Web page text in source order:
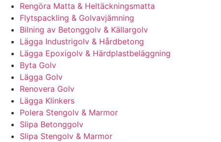
Rengöra Matta & Heltäckningsmatta
Flytspackling & Golvavjämning
Bilning av Betonggolv & Källargolv
Lägga Industrigolv & Hårdbetong
Lägga Epoxigolv & Härdplastbeläggning
Byta Golv
Lägga Golv
Renovera Golv
Lägga Klinkers
Polera Stengolv & Marmor
Slipa Betonggolv
Slipa Stengolv & Marmor